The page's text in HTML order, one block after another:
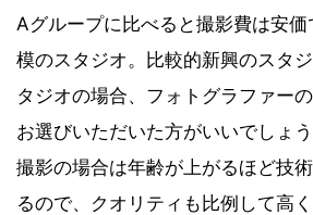
Aグループに比べると撮影費は安
模のスタジオ。比較的新興のスタ
タジオの場合、フォトグラファー
お選びいただいた方がいいでしょ
撮影の場合は年齢が上がるほど技
るので、クオリティも比例して高